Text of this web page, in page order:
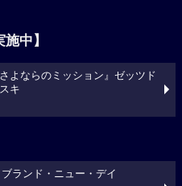
中】
よならのミッション』ゼッツド
キ
ランド・ニュー・デイ